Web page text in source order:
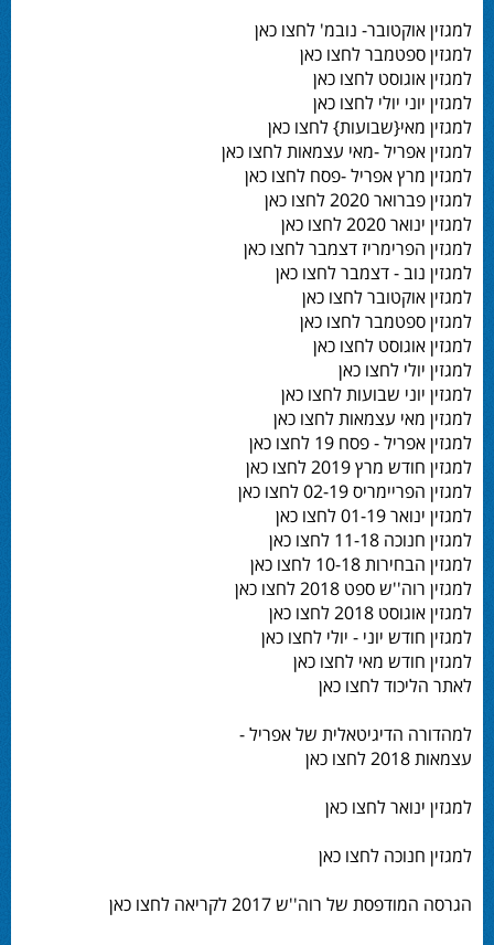
למגזין אוקטובר- נובמ' לחצו כאן
למגזין ספטמבר לחצו כאן
למגזין אוגוסט לחצו כאן
למגזין יוני יולי לחצו כאן
למגזין מאי{שבועות} לחצו כאן
למגזין אפריל -מאי עצמאות לחצו כאן
למגזין מרץ אפריל -פסח לחצו כאן
למגזין פברואר 2020 לחצו כאן
למגזין ינואר 2020 לחצו כאן
למגזין הפרימריז דצמבר לחצו כאן
למגזין נוב - דצמבר לחצו כאן
למגזין אוקטובר לחצו כאן
למגזין ספטמבר לחצו כאן
למגזין אוגוסט לחצו כאן
למגזין יולי לחצו כאן
למגזין יוני שבועות לחצו כאן
למגזין מאי עצמאות לחצו כאן
למגזין אפריל - פסח 19 לחצו כאן
למגזין חודש מרץ 2019 לחצו כאן
למגזין הפריימריס 02-19 לחצו כאן
למגזין ינואר 01-19 לחצו כאן
למגזין חנוכה 11-18 לחצו כאן
למגזין הבחירות 10-18 לחצו כאן
למגזין רוה''ש ספט 2018 לחצו כאן
למגזין אוגוסט 2018 לחצו כאן
למגזין חודש יוני - יולי לחצו כאן
למגזין חודש מאי לחצו כאן
לאתר הליכוד לחצו כאן
למהדורה הדיגיטאלית של אפריל -
עצמאות 2018 לחצו כאן
למגזין ינואר לחצו כאן
למגזין חנוכה לחצו כאן
הגרסה המודפסת של רוה''ש 2017 לקריאה לחצו כאן